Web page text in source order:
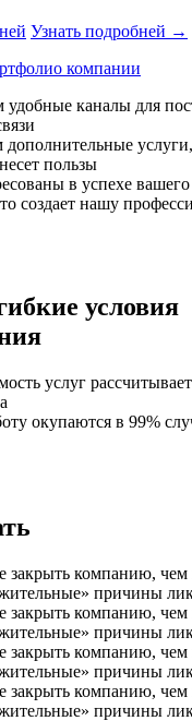
Узнать подробней →
компании
удобные каналы для
дополнительные
пользы
в успехе
создает нашу
условия
услуг
окупаются в 99%
компанию, чем
причины
компанию, чем
причины
компанию, чем
причины
компанию, чем
причины